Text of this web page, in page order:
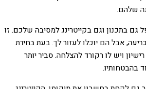
שלהם.
גם בתכנון וגם בקייטרינג למסיבה שלכם. זו
אבל הם יוכלו לעזור לך. בעת בחירת
ויש לו רקורד להצלחה. סביר יותר
בהבטחותיו.